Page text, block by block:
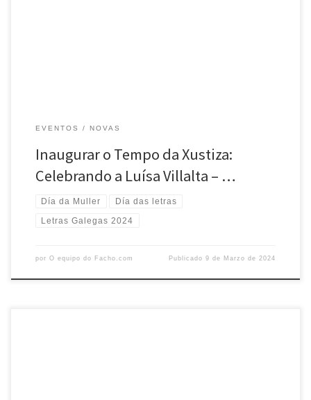
EVENTOS NOVAS
Inaugurar o Tempo da Xustiza:
Celebrando a Luísa Villalta – …
Día da Muller Día das letras
Letras Galegas 2024
por O equipo do Facho.com Publicado9 de Marzo de 2024